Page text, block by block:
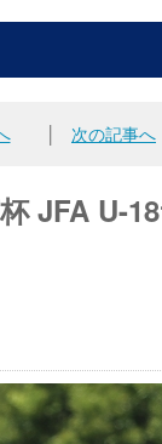
次の記事へ
JFA U-